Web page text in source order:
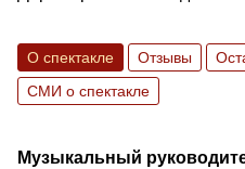
О спектакле Отзывы
СМИ о спектакле
Музыкальный